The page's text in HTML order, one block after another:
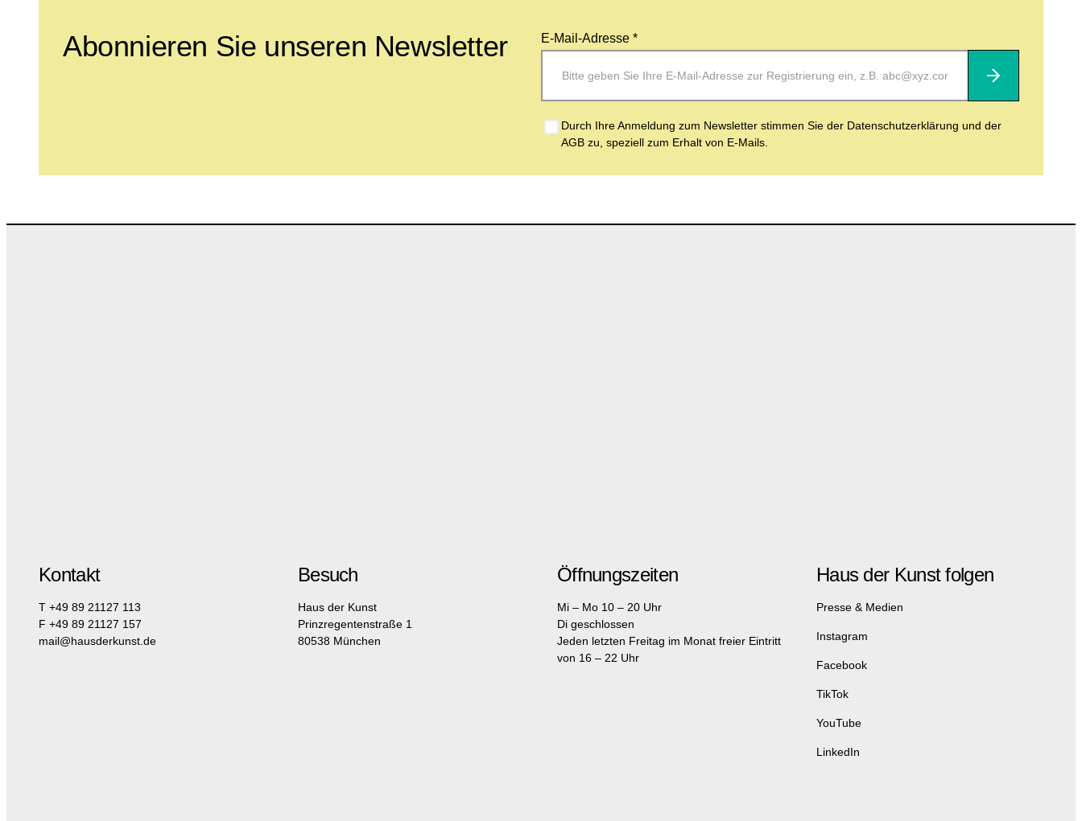
Abonnieren Sie unseren Newsletter E-Mail-Adresse *
Abonnieren
Durch Ihre Anmeldung zum Newsletter stimmen Sie der Datenschutzerklärung und der
AGB zu, speziell zum Erhalt von E-Mails.
Kontakt
T +49 89 21127 113
F +49 89 21127 157
mail@hausderkunst.de
Besuch
Haus der Kunst
Prinzregentenstraße 1
80538 München
Öffnungszeiten
Mi – Mo 10 – 20 Uhr
Di geschlossen
Jeden letzten Freitag im Monat freier Eintritt
von 16 – 22 Uhr
Haus der Kunst folgen
Presse & Medien
Instagram
Facebook
TikTok
YouTube
LinkedIn